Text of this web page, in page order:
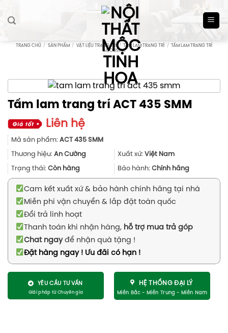
TRANG CHỦ / SẢN PHẨM / VẬT LIỆU TRANG TRÍ / TẤM LAM TRANG TRÍ /
TẤM LAM TRANG TRÍ
ACOUSTIC
Tấm lam trang trí ACT 435 SMM
Liên hệ
Mã sản phẩm: ACT 435 SMM
Thương hiệu: An Cường Xuất xứ: Việt Nam
Trạng thái: Còn hàng Bảo hành: Chính hãng
Cam kết xuất xứ & bảo hành chính hãng tại nhà
Miễn phí vận chuyển & lắp đặt toàn quốc
Đổi trả linh hoạt
Thanh toán khi nhận hàng, hỗ trợ mua trả góp
Chat ngayđể nhận quà tặng !
Đặt hàng ngay ! Ưu đãi có hạn !
YÊU CẦU TƯ VẤN HỆ THỐNG ĐẠI LÝ